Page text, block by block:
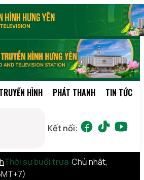
TRUYỀN HÌNH PHÁT THANH TIN TỨC
Kết nối:
Thời sự buổi trưa Chủ nhật,